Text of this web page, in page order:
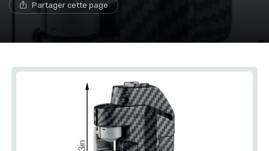
Partager cette page